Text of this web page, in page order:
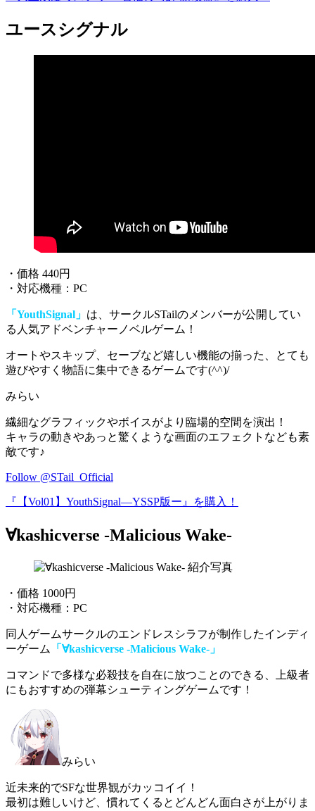
ユースシグナル
・価格 440円
・対応機種：PC
「YouthSignal」 は、サークルSTailのメンバーが公開してい
る人気アドベンチャーノベルゲーム！
オートやスキップ、セーブなど嬉しい機能の揃った
、とても
遊びやすく物語に集中できるゲームです(^^)/
みらい
繊細なグラフィックやボイスがより臨場的空間を演出！
キャラの動きやあっと驚くような画面のエフェクトなども素
敵です♪
Follow @STail_Official
『【Vol01】YouthSignal―YSSP版ー』を購入！
∀kashicverse -Malicious Wake-
・価格 1000円
・対応機種：PC
同人ゲームサークルのエンドレスシラフが制作したインディ
ーゲーム
「∀kashicverse -Malicious Wake-」
コマンドで多様な必殺技を自在に放つことのできる
、上級者
にもおすすめの弾幕シューティングゲームです！
みらい
近未来的でSFな世界観がカッコイイ！
最初は難しいけど、慣れてくるとどんどん面白さが上がりま